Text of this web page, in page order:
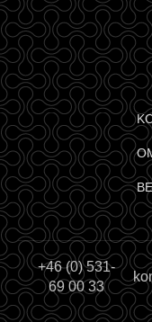
+46 (0) 531-
69 00 33